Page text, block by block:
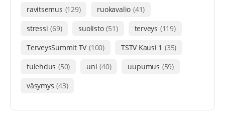
ravitsemus (129) ruokavalio (41)
stressi (69) suolisto (51) terveys (119)
TerveysSummit TV (100) TSTV Kausi 1 (35)
tulehdus (50) uni (40) uupumus (59)
väsymys (43)